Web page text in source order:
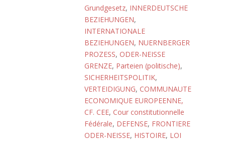
Grundgesetz, INNERDEUTSCHE
BEZIEHUNGEN,
INTERNATIONALE
BEZIEHUNGEN, NUERNBERGER
PROZESS, ODER-NEISSE
GRENZE, Parteien (politische),
SICHERHEITSPOLITIK,
VERTEIDIGUNG, COMMUNAUTE
ECONOMIQUE EUROPEENNE,
CF. CEE, Cour constitutionnelle
Fédérale, DEFENSE, FRONTIERE
ODER-NEISSE, HISTOIRE, LOI